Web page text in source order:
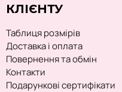
КЛІЄНТУ
Таблиця розмірів
Доставка і оплата
Повернення та обмін
Контакти
Подарункові сертифікати